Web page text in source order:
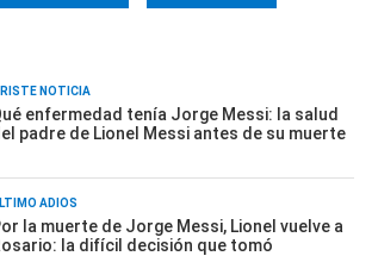
NOTICIA
enfermedad tenía Jorge Messi: la salud
padre de Lionel Messi antes de su muerte
ADIÓS
la muerte de Jorge Messi, Lionel vuelve a
la difícil decisión que tomó